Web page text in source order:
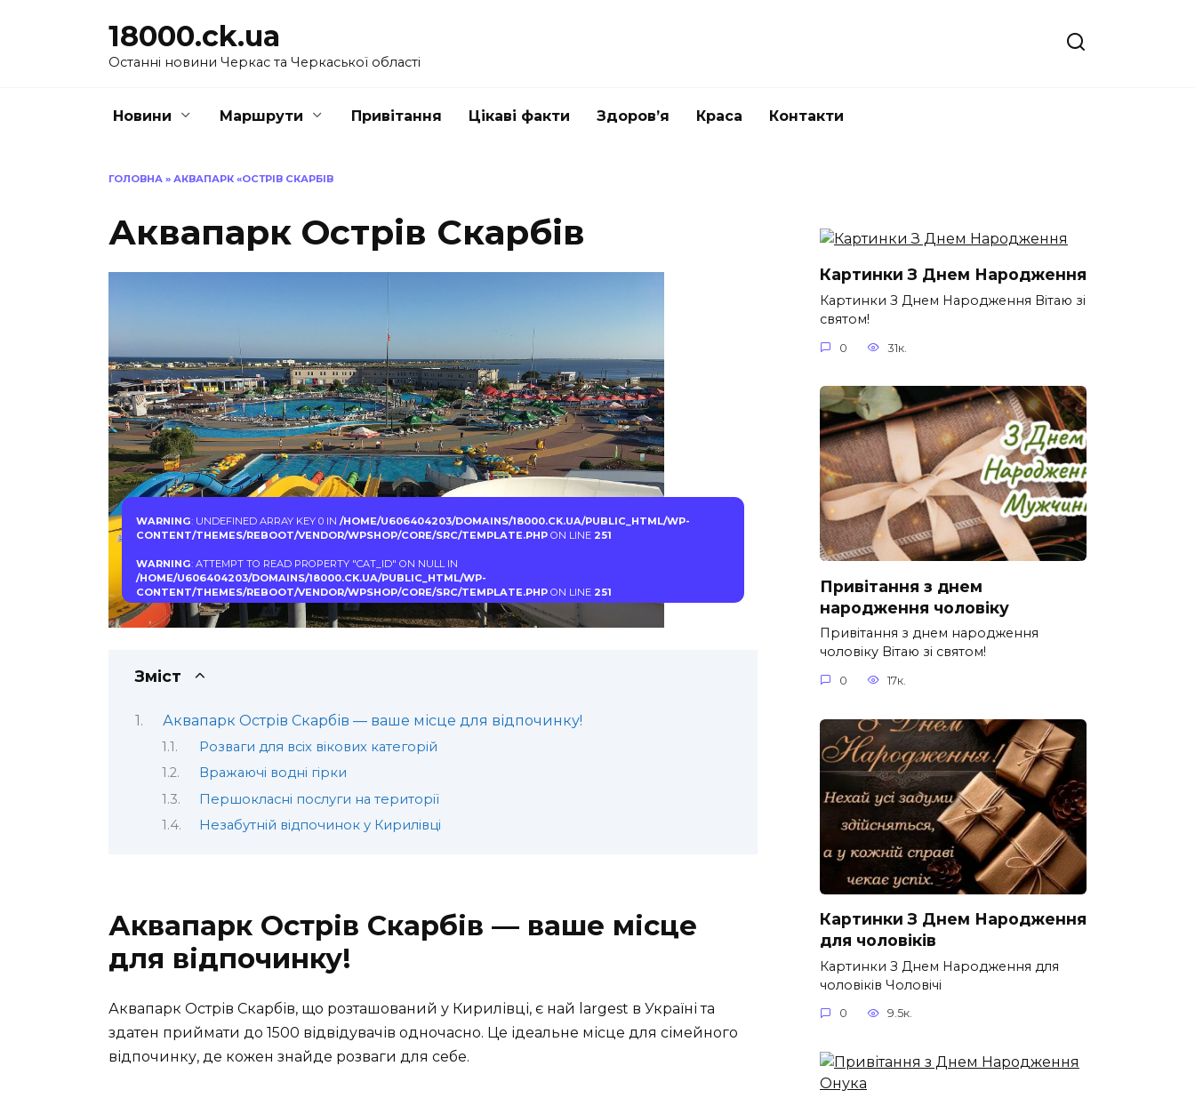
18000.ck.ua
Останні новини Черкас та Черкаської області
Новини Маршрути Привітання Цікаві факти Здоров’я Краса Контакти
ГОЛОВНА » АКВАПАРК «ОСТРІВ СКАРБІВ
Аквапарк Острів Скарбів
WARNING: UNDEFINED ARRAY KEY 0 IN /HOME/U606404203/DOMAINS/18000.CK.UA/PUBLIC_HTML/WP-
CONTENT/THEMES/REBOOT/VENDOR/WPSHOP/CORE/SRC/TEMPLATE.PHPON LINE 251
WARNING: ATTEMPT TO READ PROPERTY "CAT_ID" ON NULL IN
/HOME/U606404203/DOMAINS/18000.CK.UA/PUBLIC_HTML/WP-
CONTENT/THEMES/REBOOT/VENDOR/WPSHOP/CORE/SRC/TEMPLATE.PHPON LINE 251
Зміст
Аквапарк Острів Скарбів — ваше місце для відпочинку!
Розваги для всіх вікових категорій
Вражаючі водні гірки
Першокласні послуги на території
Незабутній відпочинок у Кирилівці
Аквапарк Острів Скарбів — ваше місце
для відпочинку!
Аквапарк Острів Скарбів, що розташований у Кирилівці, є най largest в Україні та
здатен приймати до 1500 відвідувачів одночасно. Це ідеальне місце для сімейного
відпочинку, де кожен знайде розваги для себе.
Картинки З Днем Народження
Картинки З Днем Народження Вітаю зі
святом!
0 31к.
Привітання з днем
народження чоловіку
Привітання з днем народження
чоловіку Вітаю зі святом!
0 17к.
Картинки З Днем Народження
для чоловіків​
Картинки З Днем Народження для
чоловіків​ Чоловічі
0 9.5к.